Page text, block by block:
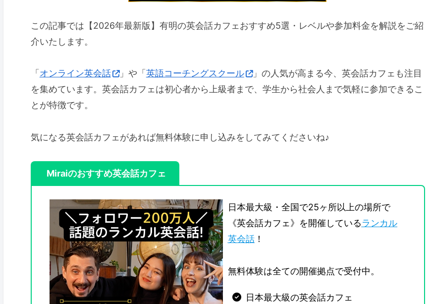
この記事では【2026年最新版】有明の英会話カフェおすすめ5選・レベルや参加料金を解説をご紹
介いたします。
「 オンライン英会話 」や「 英語コーチングスクール
」の人気が高まる今、英会話カフェも注目
を集めています。英会話カフェは初心者から上級者まで、学生から社会人まで気軽に参加できるこ
とが特徴です。
気になる英会話カフェがあれば無料体験に申し込みをしてみてくださいね♪
Miraiのおすすめ英会話カフェ
日本最大級・全国で25ヶ所以上の場所で
《英会話カフェ》を開催しているランカル
英会話！
無料体験は全ての開催拠点で受付中。
日本最大級の英会話カフェ